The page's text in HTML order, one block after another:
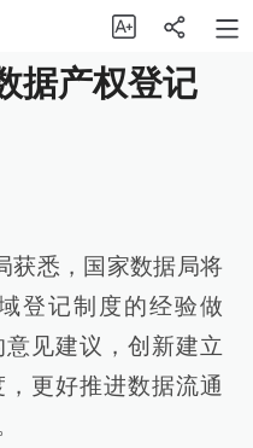
据产权登记
获悉，国家数据局将
登记制度的经验做
见建议，创新建立
更好推进数据流通